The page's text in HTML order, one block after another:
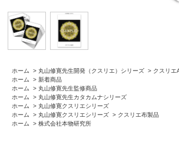
ホーム > 丸山修寛先生開発（クスリエ）シリーズ > クスリエ
ホーム
> 新着商品
ホーム
> 丸山修寛先生監修商品
ホーム
> 丸山修寛先生カタカムナシリーズ
ホーム
> 丸山修寛クスリエシリーズ
ホーム
> 丸山修寛クスリエシリーズ > クスリエ布製品
ホーム
> 株式会社本物研究所